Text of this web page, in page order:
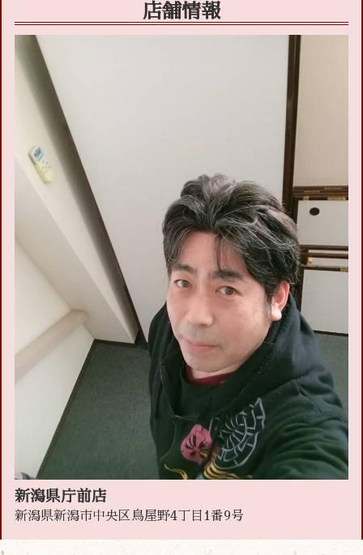
店舗情報
新潟県庁前店
新潟県新潟市中央区鳥屋野4丁目1番9号